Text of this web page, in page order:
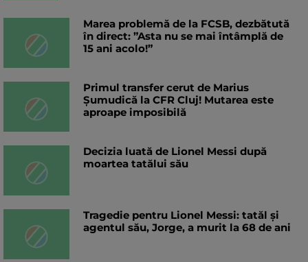
Marea problemă de la FCSB, dezbătută
în direct: ”Asta nu se mai întâmplă de
15 ani acolo!”
Primul transfer cerut de Marius
Șumudică la CFR Cluj! Mutarea este
aproape imposibilă
Decizia luată de Lionel Messi după
moartea tatălui său
Tragedie pentru Lionel Messi: tatăl și
agentul său, Jorge, a murit la 68 de ani